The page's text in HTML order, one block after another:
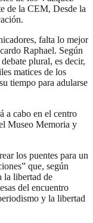
de la CEM, Desde la
falta lo mejor
Raphael. Según
plural, es decir,
matices de los
tiempo para adularse
a cabo en el centro
Museo Memoria y
los puentes para un
que, según
la libertad de
del encuentro
y la libertad